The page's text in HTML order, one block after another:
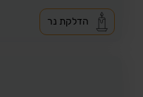
הדלקת נר